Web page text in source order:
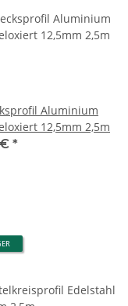
Aluminium
12,5mm 2,5m
*